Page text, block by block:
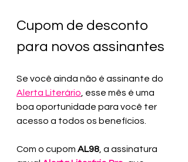
Cupom de desconto
para novos assinantes
Se você ainda não é assinante do
Alerta Literário, esse mês é uma
boa oportunidade para você ter
acesso a todos os benefícios.
Com o cupom AL98, a assinatura